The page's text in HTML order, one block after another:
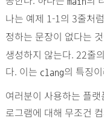
나는 예제 1-1의 3줄처럼
정하는 문장이 없다는
생성하지 않는다. 22줄
다. 이는 clang의 특징
여러분이 사용하는 플
로그램에 대해 무조건